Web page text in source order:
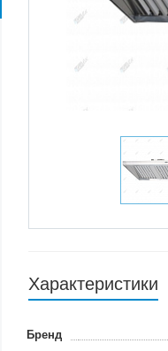
Характеристики
Бренд